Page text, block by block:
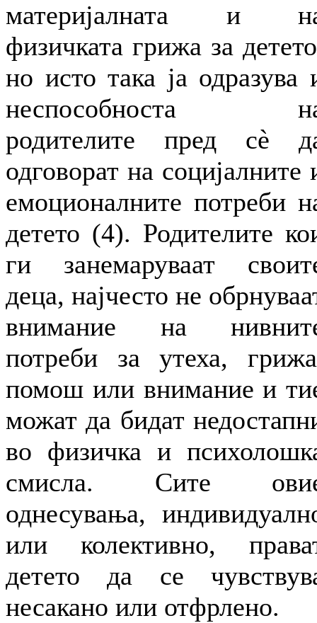
материјалната и
физичката грижа за
но исто така ја одразува
неспособноста
родителите пред сè
одговорат на социјалните
емоционалните потреби
детето (4). Родителите
ги занемаруваат
деца, најчесто не
внимание на
потреби за утеха,
помош или внимание и
можат да бидат
во физичка и
смисла. Сите
однесувања,
или колективно,
детето да се
несакано или отфрлено.